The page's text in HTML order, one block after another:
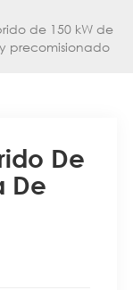
de 150 kW de
precomisionado
De
De